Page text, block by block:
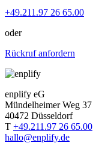
+49.211.97 26 65.00
oder
Rückruf anfordern
enplify eG
Mündelheimer Weg 37
40472 Düsseldorf
T +49.211.97 26 65.00
hallo@enplify.de